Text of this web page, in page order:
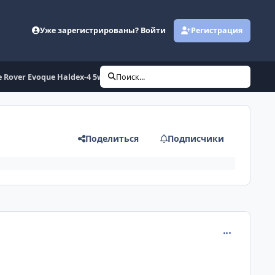
Уже зарегистрированы? Войти Регистрация
Rover Evoque Haldex-4 5wp33533-02 Ищу Full Flash
Поиск...
Поделиться Подписчики